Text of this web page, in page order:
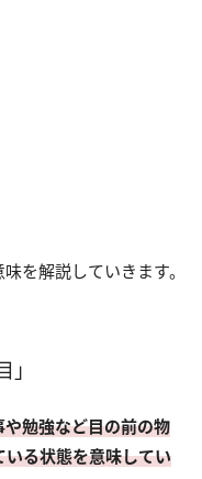
を解説していきます。
や勉強など目の前の物
る状態を意味してい